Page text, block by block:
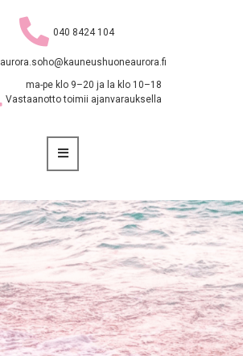
040 8424 104
aurora.soho@kauneushuoneaurora.fi
ma-pe klo 9–20 ja la klo 10–18
Vastaanotto toimii ajanvarauksella